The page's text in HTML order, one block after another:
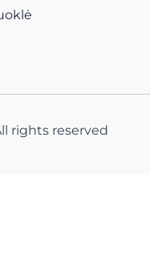
rights reserved